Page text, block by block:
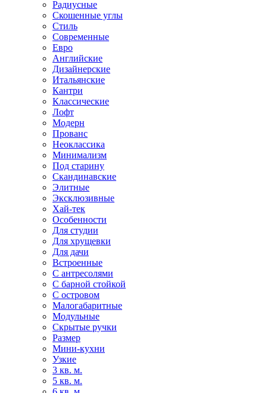
Радиусные
Скошенные углы
Стиль
Современные
Евро
Английские
Дизайнерские
Итальянские
Кантри
Классические
Лофт
Модерн
Прованс
Неоклассика
Минимализм
Под старину
Скандинавские
Элитные
Эксклюзивные
Хай-тек
Особенности
Для студии
Для хрущевки
Для дачи
Встроенные
С антресолями
С барной стойкой
С островом
Малогабаритные
Модульные
Скрытые ручки
Размер
Мини-кухни
Узкие
3 кв. м.
5 кв. м.